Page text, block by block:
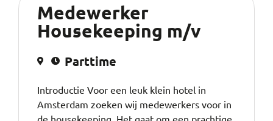
Medewerker
Housekeeping m/v
Parttime
Introductie Voor een leuk klein hotel in
Amsterdam zoeken wij medewerkers voor in
de housekeeping. Het gaat om een prachtige